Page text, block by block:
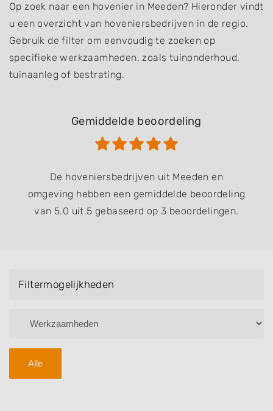
Op zoek naar een hovenier in Meeden? Hieronder vindt
u een overzicht van hoveniersbedrijven in de regio.
Gebruik de filter om eenvoudig te zoeken op
specifieke werkzaamheden, zoals tuinonderhoud,
tuinaanleg of bestrating.
Gemiddelde beoordeling
De hoveniersbedrijven uit Meeden en
omgeving hebben een gemiddelde beoordeling
van 5.0 uit 5 gebaseerd op 3 beoordelingen.
Filtermogelijkheden
Alle